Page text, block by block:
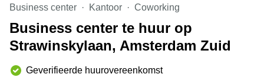
in Arnhem
Coworking
Hilversum
Business center Kantoor Coworking
Business center te huur op
Strawinskylaan, Amsterdam Zuid
Geverifieerde huurovereenkomst